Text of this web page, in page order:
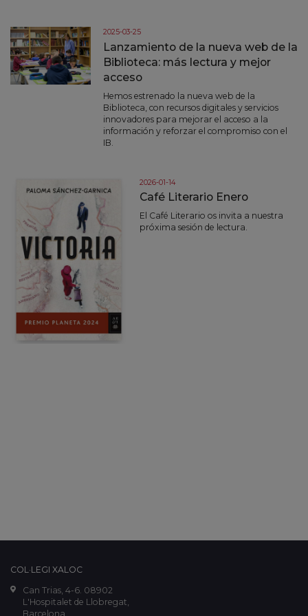
2025-03-25
Lanzamiento de la nueva web de la
Biblioteca: más lectura y mejor
acceso
Hemos estrenado la nueva web de la
Biblioteca, con recursos digitales y servicios
innovadores para mejorar el acceso a la
información y reforzar el compromiso con el
IB.
2026-01-14
Café Literario Enero
El Café Literario os invita a nuestra
próxima sesión de lectura.
COL·LEGI XALOC
Can Trias, 4-6. 08902
L'Hospitalet de Llobregat,
Barcelona